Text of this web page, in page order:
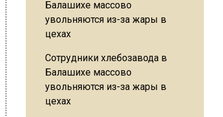
Сотрудники хлебозавода в
Балашихе массово
увольняются из-за жары в
цехах